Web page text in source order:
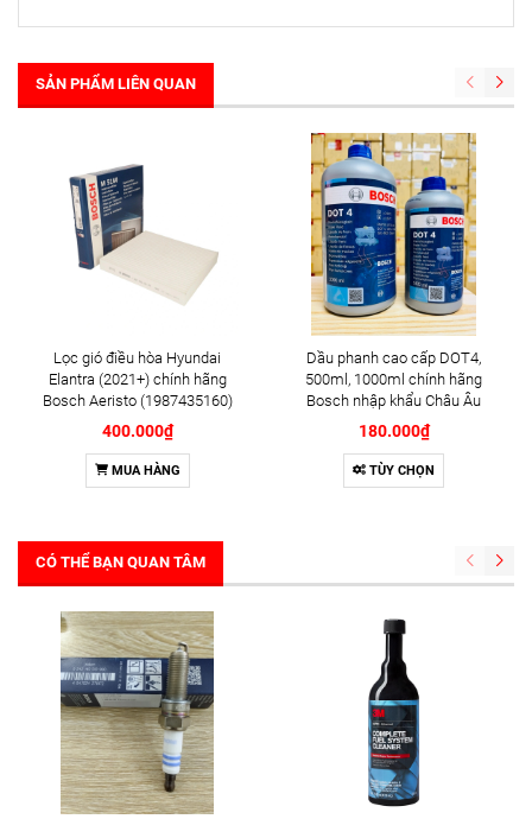
SẢN PHẨM LIÊN QUAN
Lọc gió điều hòa Hyundai
Elantra (2021+) chính hãng
Bosch Aeristo (1987435160)
400.000₫
MUA HÀNG
Dầu phanh cao cấp DOT4,
500ml, 1000ml chính hãng
Bosch nhập khẩu Châu Âu
180.000₫
TÙY CHỌN
CÓ THỂ BẠN QUAN TÂM